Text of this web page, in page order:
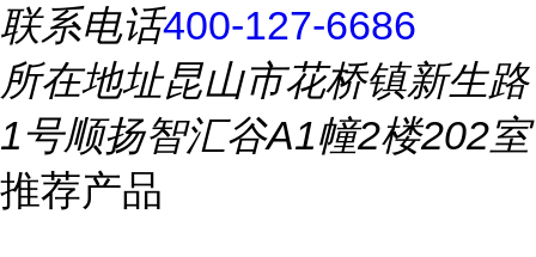
联系电话400-127-6686
所在地址昆山市花桥镇新生路
1号顺扬智汇谷A1幢2楼202室
推荐产品